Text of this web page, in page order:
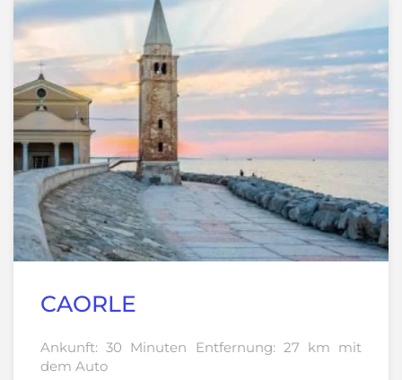
CAORLE
Ankunft: 30 Minuten Entfernung: 27 km mit
dem Auto